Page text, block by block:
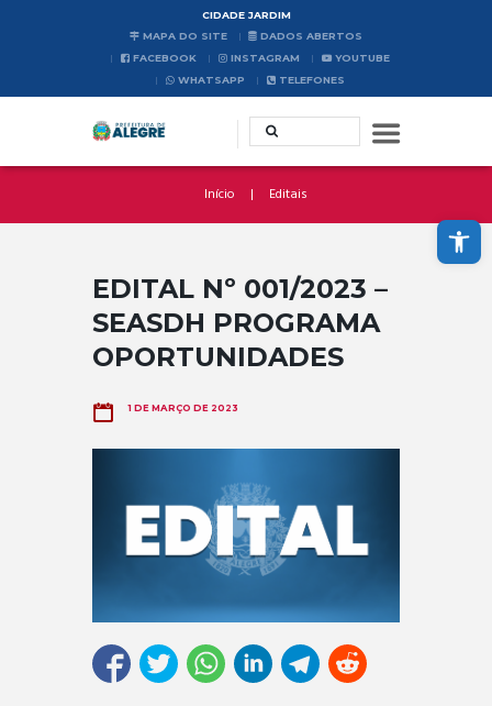
Abrir a barra de ferramentas
CIDADE JARDIM
MAPA DO SITE
DADOS ABERTOS
FACEBOOK
INSTAGRAM
YOUTUBE
WHATSAPP
TELEFONES
Início Editais
EDITAL Nº 001/2023 –
SEASDH PROGRAMA
OPORTUNIDADES
1 DE MARÇO DE 2023